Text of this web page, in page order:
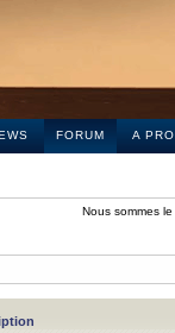
FORUM A
Nous sommes